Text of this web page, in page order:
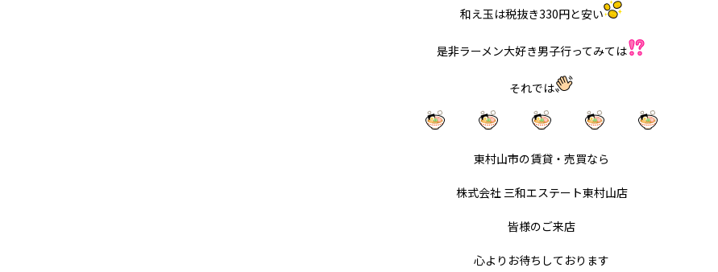
和え玉は税抜き330円と安い
是非ラーメン大好き男子行ってみては
それでは
東村山市の賃貸・売買なら
株式会社 三和エステート東村山店
皆様のご来店
心よりお待ちしております